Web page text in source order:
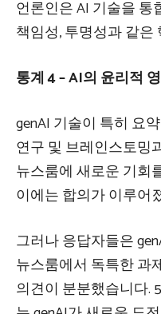
언론인은 AI 기술을 통
책임성, 투명성과 같
통계 4 – AI의 윤리적
genAI 기술이 특히 요
연구 및 브레인스토밍
뉴스룸에 새로운 기회
이에는 합의가 이루어
그러나 응답자들은
뉴스룸에서 독특한 과
의견이 분분했습니다.